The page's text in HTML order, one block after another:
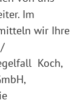
Im
wir Ihre
Koch,